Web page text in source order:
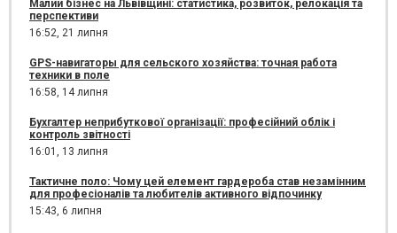
Малий бізнес на Львівщині: статистика, розвиток, релокація та
перспективи
16:52, 21 липня
GPS-навигаторы для сельского хозяйства: точная работа
техники в поле
16:58, 14 липня
Бухгалтер неприбуткової організації: професійний облік і
контроль звітності
16:01, 13 липня
Тактичне поло: Чому цей елемент гардероба став незамінним
для професіоналів та любителів активного відпочинку
15:43, 6 липня